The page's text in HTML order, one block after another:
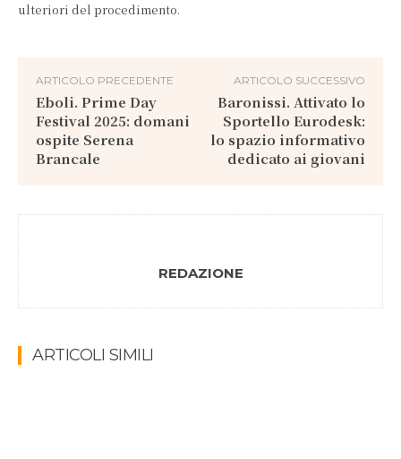
ulteriori del procedimento.
ARTICOLO PRECEDENTE
Eboli. Prime Day
Festival 2025: domani
ospite Serena
Brancale
ARTICOLO SUCCESSIVO
Baronissi. Attivato lo
Sportello Eurodesk:
lo spazio informativo
dedicato ai giovani
REDAZIONE
ARTICOLI SIMILI